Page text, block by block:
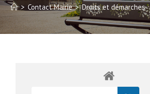
> Contact Mairie > Droits et démarches